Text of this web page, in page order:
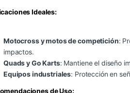
Ideales:
Motocross y motos de competición:
impactos.
Quads y Go Karts: Mantiene el diseño
Equipos industriales: Protección en
de Uso: